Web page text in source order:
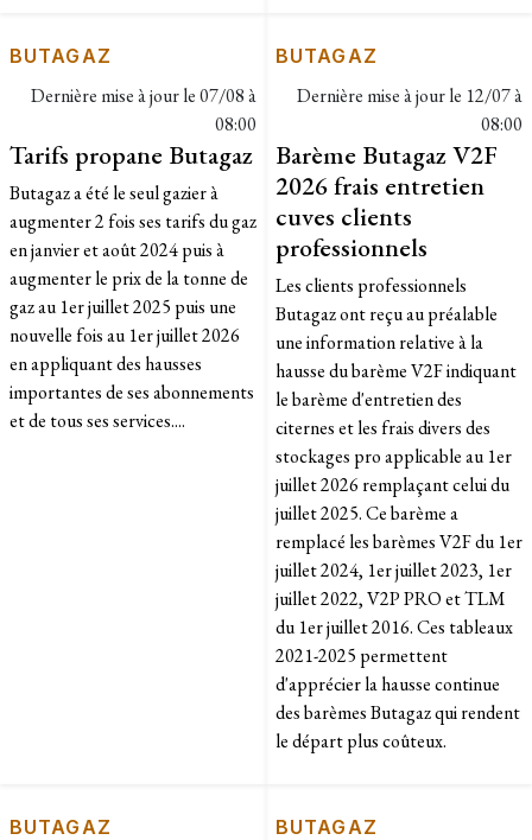
BUTAGAZ
Dernière mise à jour le07/08 à
08:00
Tarifs propane Butagaz
Butagaz a été le seul gazier à
augmenter 2 fois ses tarifs du gaz
en janvier et août 2024 puis à
augmenter le prix de la tonne de
gaz au 1er juillet 2025 puis une
nouvelle fois au 1er juillet 2026
en appliquant des hausses
importantes de ses abonnements
et de tous ses services....
BUTAGAZ
Dernière mise à jour le 12/07 à
08:00
Barème Butagaz V2F
2026 frais entretien
cuves clients
professionnels
Les clients professionnels
Butagaz ont reçu au préalable
une information relative à la
hausse du barème V2F indiquant
le barème d'entretien des
citernes et les frais divers des
stockages pro applicable au 1er
juillet 2026 remplaçant celui du
juillet 2025. Ce barème a
remplacé les barèmes V2F du 1er
juillet 2024, 1er juillet 2023, 1er
juillet 2022, V2P PRO et TLM
du 1er juillet 2016. Ces tableaux
2021-2025 permettent
d'apprécier la hausse continue
des barèmes Butagaz qui rendent
le départ plus coûteux.
BUTAGAZ BUTAGAZ